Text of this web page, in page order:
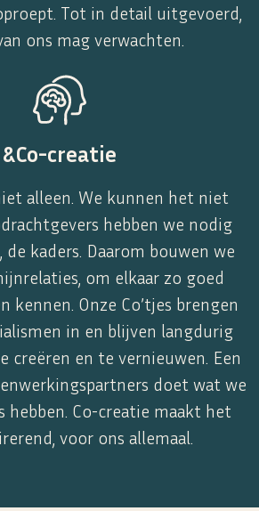
Tot in detail uitgevoerd,
ons mag verwachten.
&Co-creatie
alleen. We kunnen het niet
hebben we nodig
kaders. Daarom bouwen we
om elkaar zo goed
kennen. Onze Co’tjes brengen
in en blijven langdurig
creëren en te vernieuwen. Een
doet wat we
hebben. Co-creatie maakt het
voor ons allemaal.